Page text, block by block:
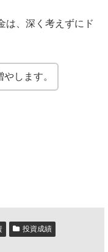
は、深く考えずにド
します。
投資成績